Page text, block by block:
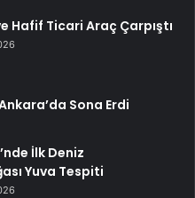
Hafif Ticari Araç Çarpıştı
Sona Erdi
İlk Deniz
Yuva Tespiti